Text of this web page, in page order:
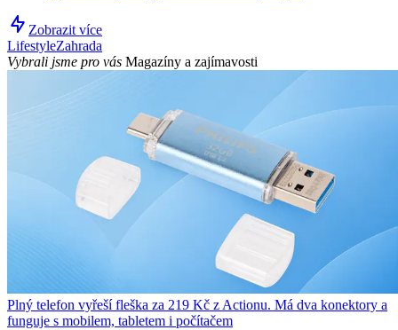
Zobrazit více
LifestyleZahrada
Vybrali jsme pro vás Magazíny a zajímavosti
Plný telefon vyřeší fleška za 219 Kč z Actionu. Má dva konektory a
funguje s mobilem, tabletem i počítačem